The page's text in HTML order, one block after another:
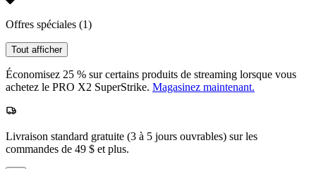
Offres spéciales (1)
Tout afficher
Économisez 25 % sur certains produits de streaming lorsque vous
achetez le PRO X2 SuperStrike. Magasinez maintenant.
Livraison standard gratuite (3 à 5 jours ouvrables) sur les
commandes de 49 $ et plus.